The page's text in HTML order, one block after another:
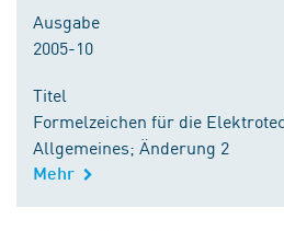
Ausgabe
2005-10
Titel
Formelzeichen für die
Allgemeines; Änderung 2
Mehr